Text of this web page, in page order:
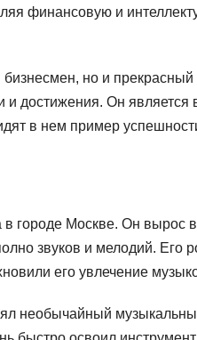
финансовую и
но и прекрасный
и достижения. Он
в нем пример
в городе Москве. Он вырос
звуков и мелодий. Его
его увлечение
необычайный